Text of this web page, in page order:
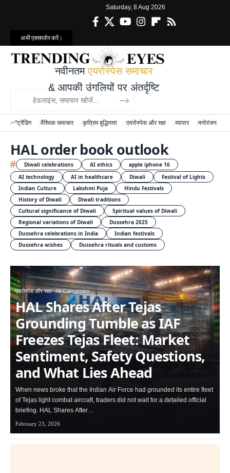
Saturday, 8 Aug 2026
अभी एक्सप्लोर करें।
नवीनतम एयरोस्पेस समाचार
& आपकी उंगलियों पर अंतर्दृष्टि
ट्रेंडिंग वैश्विक समाचार कृत्रिम बुद्धिमत्ता एयरोस्पेस और रक्षा व्यापार मनोरंजन
HAL order book outlook
# Diwali celebrations AI ethics
apple iphone 16
AI technology
AI in healthcare Diwali
Festival of Lights
Indian Culture
Lakshmi Puja
Hindu Festivals
History of Diwali
Diwali traditions
Cultural significance of Diwali
Spiritual values of Diwali
Regional variations of Diwali
Dussehra 2025
Dussehra celebrations in India
Indian festivals
Dussehra wishes
Dussehra rituals and customs
एयरोस्पेस और रक्षा All Categories
HAL Shares After Tejas
Grounding Tumble as IAF
Freezes Tejas Fleet: Market
Sentiment, Safety Questions,
and What Lies Ahead
When news broke that the Indian Air Force had grounded its entire fleet
of Tejas light combat aircraft, traders did not wait for a detailed official
briefing. HAL Shares After…
February 23, 2026